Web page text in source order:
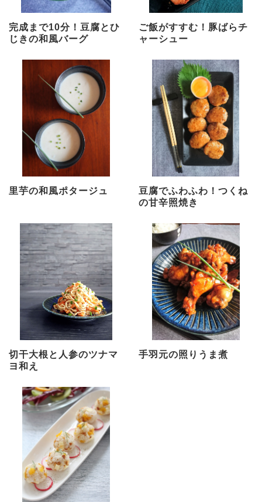
完成まで10分！豆腐とひ
じきの和風バーグ
ご飯がすすむ！豚ばらチ
ャーシュー
里芋の和風ポタージュ
豆腐でふわふわ！つくね
の甘辛照焼き
切干大根と人参のツナマ
ヨ和え
手羽元の照りうま煮